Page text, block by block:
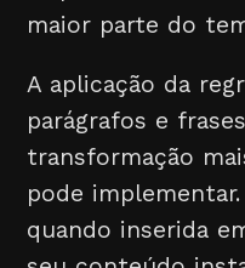
maior parte do
A aplicação da
parágrafos e
transformação
pode
quando inserida